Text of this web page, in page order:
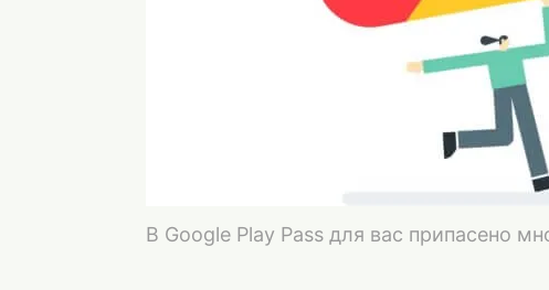
В Google Play Pass для вас припасено